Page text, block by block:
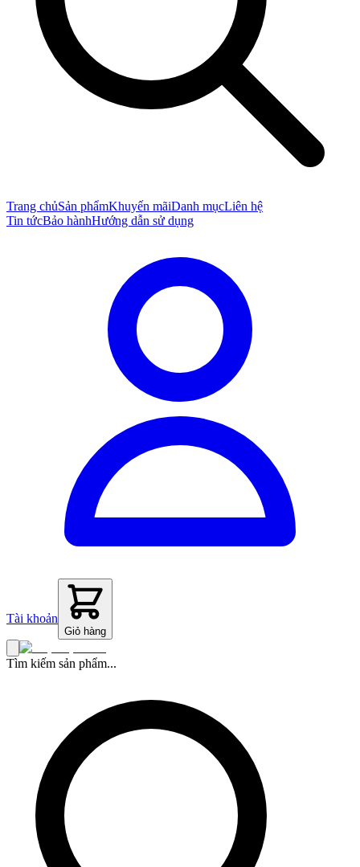
Trang chủSản phẩmKhuyến mãiDanh mụcLiên hệ
Tin tứcBảo hànhHướng dẫn sử dụng
Tài khoản
Giỏ hàng
Tìm kiếm sản phẩm...